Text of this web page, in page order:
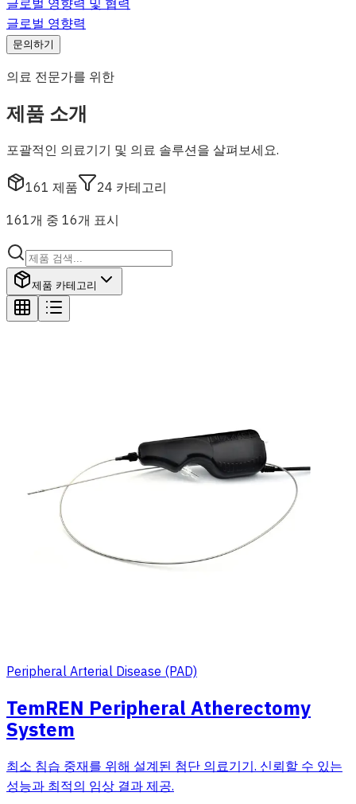
글로벌 영향력 및 협력
글로벌 영향력
문의하기
의료 전문가를 위한
제품 소개
포괄적인 의료기기 및 의료 솔루션을 살펴보세요.
161 제품 24 카테고리
161개 중 16개 표시
제품 카테고리
Peripheral Arterial Disease (PAD)
TemREN Peripheral Atherectomy
System
최소 침습 중재를 위해 설계된 첨단 의료기기. 신뢰할 수 있는
성능과 최적의 임상 결과 제공.